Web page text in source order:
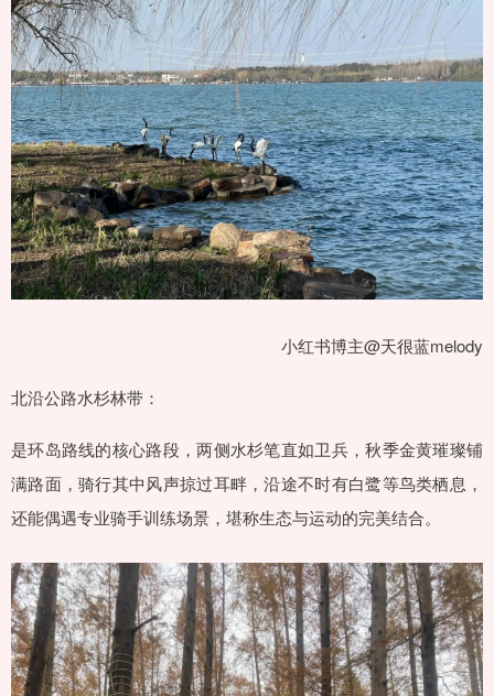
小红书博主@天很蓝melody
北沿公路水杉林带：
是环岛路线的核心路段，两侧水杉笔直如卫兵，秋季金黄璀璨铺
满路面，骑行其中风声掠过耳畔，沿途不时有白鹭等鸟类栖息，
还能偶遇专业骑手训练场景，堪称生态与运动的完美结合。